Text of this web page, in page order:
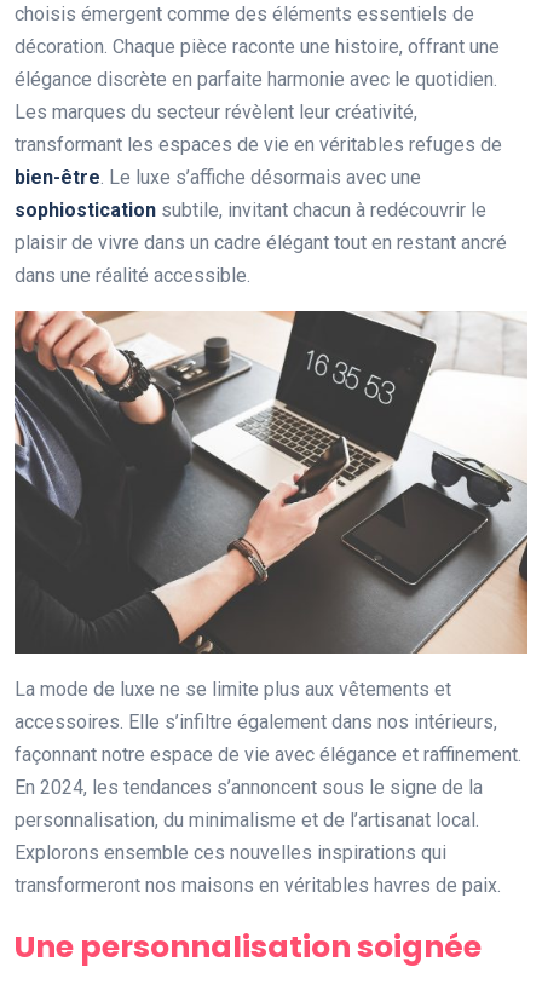
choisis émergent comme des éléments essentiels de
décoration. Chaque pièce raconte une histoire, offrant une
élégance discrète en parfaite harmonie avec le quotidien.
Les marques du secteur révèlent leur créativité,
transformant les espaces de vie en véritables refuges de
bien-être. Le luxe s’affiche désormais avec une
sophiostication subtile, invitant chacun à redécouvrir le
plaisir de vivre dans un cadre élégant tout en restant ancré
dans une réalité accessible.
La mode de luxe ne se limite plus aux vêtements et
accessoires. Elle s’infiltre également dans nos intérieurs,
façonnant notre espace de vie avec élégance et raffinement.
En 2024, les tendances s’annoncent sous le signe de la
personnalisation, du minimalisme et de l’artisanat local.
Explorons ensemble ces nouvelles inspirations qui
transformeront nos maisons en véritables havres de paix.
Une personnalisation soignée